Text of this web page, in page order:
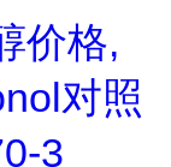
价格,
对照
3